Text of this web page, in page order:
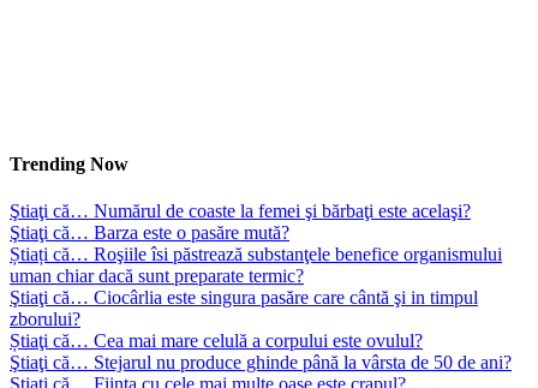
Trending Now
Ştiaţi că… Numărul de coaste la femei şi bărbaţi este acelaşi?
Ştiaţi că… Barza este o pasăre mută?
Știați că… Roşiile îsi păstrează substanţele benefice organismului
uman chiar dacă sunt preparate termic?
Ştiaţi că… Ciocârlia este singura pasăre care cântă şi in timpul
zborului?
Știaţi că… Cea mai mare celulă a corpului este ovulul?
Ştiaţi că… Stejarul nu produce ghinde până la vârsta de 50 de ani?